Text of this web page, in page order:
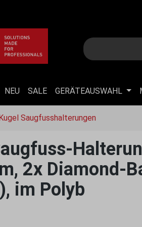
NEU SALE GERÄTEAUSWAHL
Saugfusshalterungen
2x Diamond-
im Polyb